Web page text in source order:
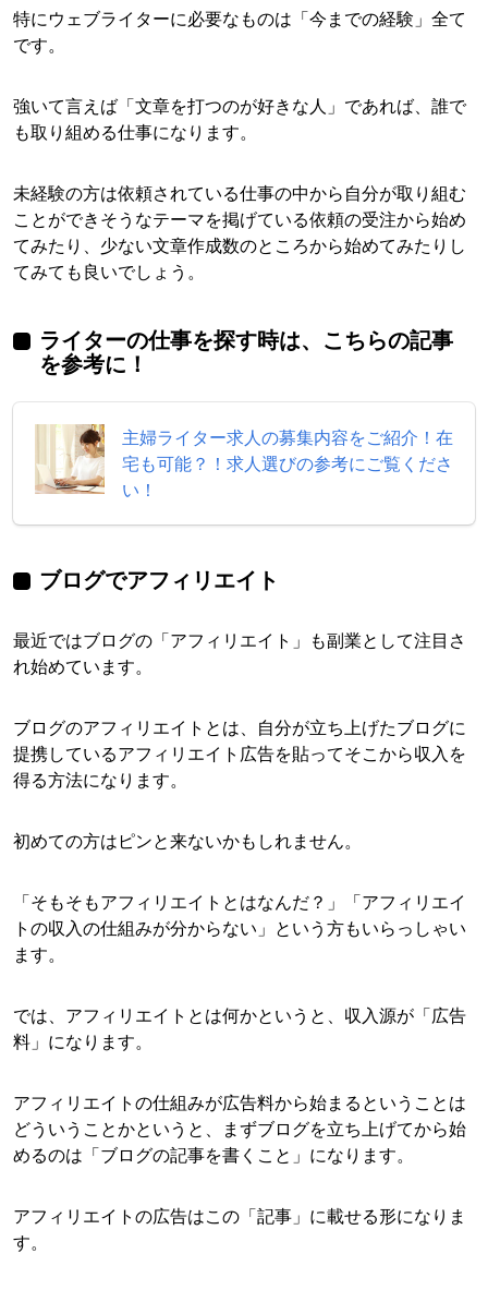
特にウェブライターに必要なものは「今までの経験」全て
です。
強いて言えば「文章を打つのが好きな人」であれば、誰で
も取り組める仕事になります。
未経験の方は依頼されている仕事の中から自分が取り組む
ことができそうなテーマを掲げている依頼の受注から始め
てみたり、少ない文章作成数のところから始めてみたりし
てみても良いでしょう。
ライターの仕事を探す時は、こちらの記事
を参考に！
主婦ライター求人の募集内容をご紹介！在
宅も可能？！求人選びの参考にご覧くださ
い！
ブログでアフィリエイト
最近ではブログの「アフィリエイト」も副業として注目さ
れ始めています。
ブログのアフィリエイトとは、自分が立ち上げたブログに
提携しているアフィリエイト広告を貼ってそこから収入を
得る方法になります。
初めての方はピンと来ないかもしれません。
「そもそもアフィリエイトとはなんだ？」「アフィリエイ
トの収入の仕組みが分からない」という方もいらっしゃい
ます。
では、アフィリエイトとは何かというと、収入源が「広告
料」になります。
アフィリエイトの仕組みが広告料から始まるということは
どういうことかというと、まずブログを立ち上げてから始
めるのは「ブログの記事を書くこと」になります。
アフィリエイトの広告はこの「記事」に載せる形になりま
す。